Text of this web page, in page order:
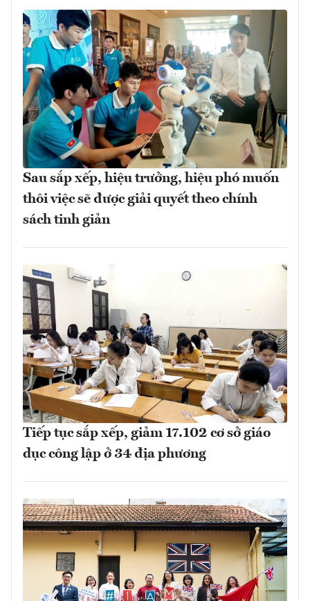
Sau sắp xếp, hiệu trưởng, hiệu phó muốn
thôi việc sẽ được giải quyết theo chính
sách tinh giản
Tiếp tục sắp xếp, giảm 17.102 cơ sở giáo
dục công lập ở 34 địa phương